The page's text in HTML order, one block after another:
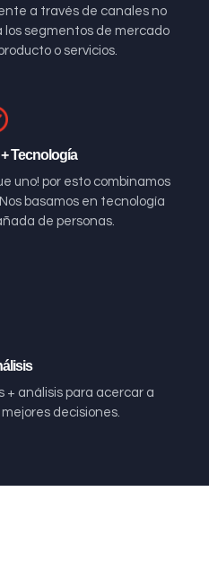
a través de canales no
segmentos de mercado
o servicios.
Tecnología
uno! por esto combinamos
basamos en tecnología
de personas.
+ análisis para acercar a
decisiones.